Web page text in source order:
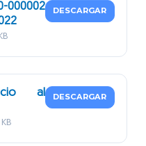
000002
DESCARGAR
al
DESCARGAR